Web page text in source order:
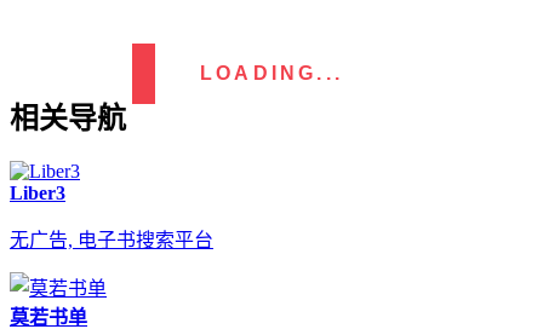
LOADING...
相关导航
Liber3
无广告, 电子书搜索平台
莫若书单